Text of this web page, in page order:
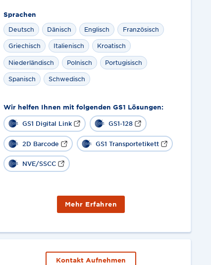
Sprachen
Deutsch
Dänisch Englisch Französisch
Griechisch Italienisch Kroatisch
Niederländisch Polnisch Portugisisch
Spanisch Schwedisch
Wir helfen Ihnen mit folgenden GS1 Lösungen:
GS1 Digital Link GS1-128
2D Barcode GS1 Transportetikett
NVE/SSCC
Mehr Erfahren
Kontakt Aufnehmen